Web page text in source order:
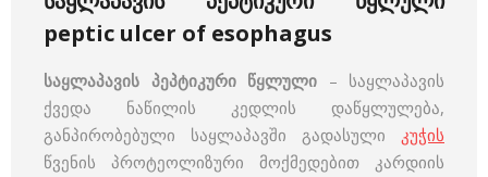
peptic ulcer of esophagus
საყლაპავის პეპტიკური წყლული – საყლაპავის
ქვედა ნაწილის კედლის დაწყლულება,
განპირობებული საყლაპავში გადასული კუჭის
წვენის პროტეოლიზური მოქმედებით კარდიის